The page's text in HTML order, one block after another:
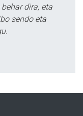
dira, eta
sendo eta